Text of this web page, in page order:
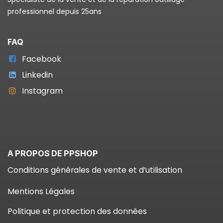
professionnel depuis 25ans
FAQ
Facebook
Linkedin
Instagram
A PROPOS DE PPSHOP
Conditions générales de vente et d’utilisation
Mentions Légales
Politique et protection des données